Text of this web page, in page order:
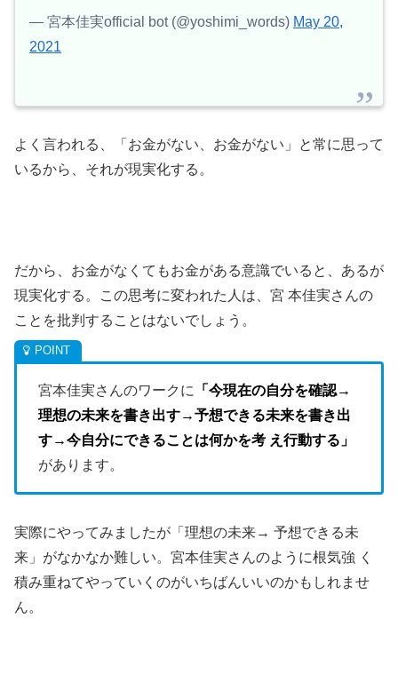
— 宮本佳実official bot (@yoshimi_words) May 20,
2021
よく言われる、「お金がない、お金がない」と常に思って
いるから、それが現実化する。
だから、お金がなくてもお金がある意識でいると、あるが
現実化する。この思考に変われた人は、宮 本佳実さんの
ことを批判することはないでしょう。
宮本佳実さんのワークに
「今現在の自分を確認→
理想の未来を書き出す→予想できる未来を書き出
す→今自分にできることは何かを考 え行動する」
があります。
実際にやってみましたが「理想の未来→ 予想できる未
来」がなかなか難しい。宮本佳実さんのように根気強 く
積み重ねてやっていくのがいちばんいいのかもしれませ
ん。